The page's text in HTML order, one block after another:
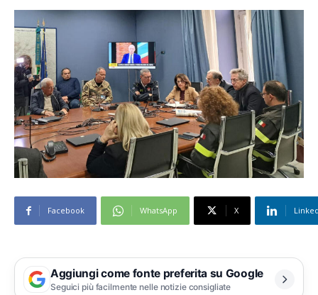
Facebook WhatsApp X
Aggiungi come fonte preferita su Google
Seguici più facilmente nelle notizie consigliate